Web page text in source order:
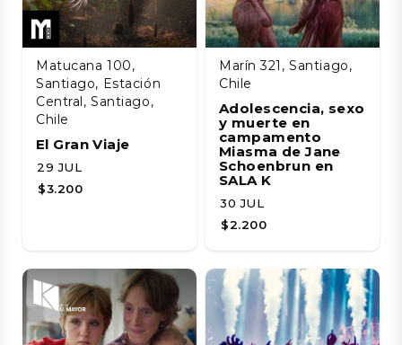
Matucana 100,
Santiago, Estación
Central, Santiago,
Chile
El Gran Viaje
29 JUL
$3.200
Marín 321, Santiago,
Chile
Adolescencia, sexo
y muerte en
campamento
Miasma de Jane
Schoenbrun en
SALA K
30 JUL
$2.200